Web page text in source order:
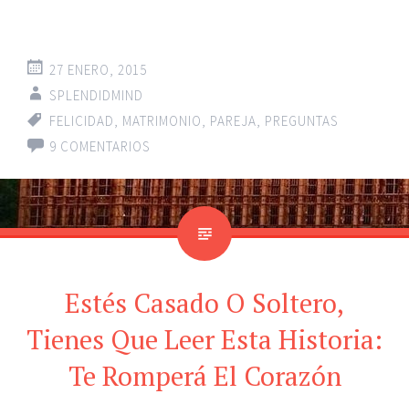
27 ENERO, 2015
SPLENDIDMIND
FELICIDAD
MATRIMONIO PAREJA PREGUNTAS
9 COMENTARIOS
Estés Casado O Soltero,
Tienes Que Leer Esta Historia:
Te Romperá El Corazón